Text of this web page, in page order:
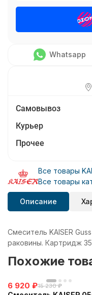
Whatsapp
Самовывоз
Курьер
Прочее
Все товары
Все товары
Описание
Смеситель KAISER
раковины. Картридж
Похожие
6 920 ₽15 230 ₽